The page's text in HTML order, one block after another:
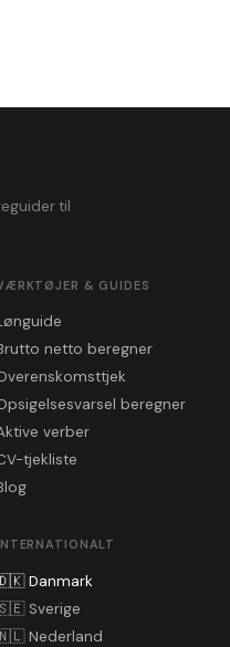
til
& GUIDES
netto beregner
beregner
verber
tjekliste
Danmark
Sverige
Nederland